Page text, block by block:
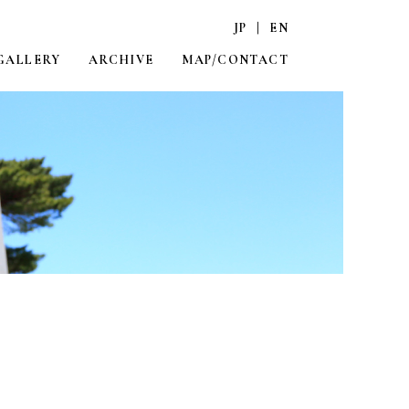
ARCHIVE MAP/CONTACT
JP EN